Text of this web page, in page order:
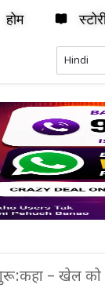
होम
शुरू:कहा – खेल